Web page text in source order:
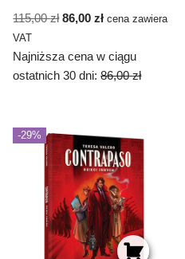
115,00zł 86,00zł cena zawiera
VAT
Najniższa cena w ciągu
ostatnich 30 dni:86,00 zł
-29%